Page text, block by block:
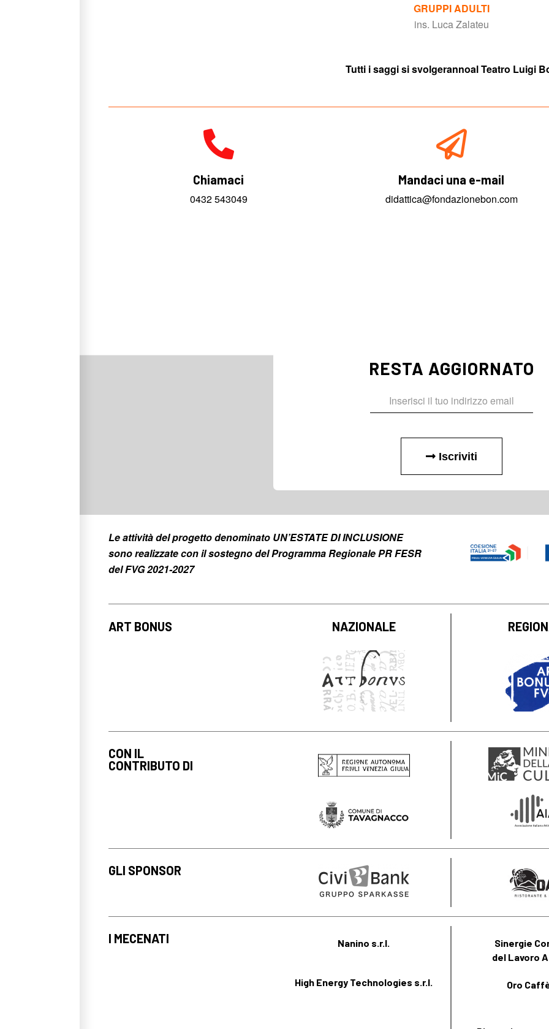
GRUPPI ADULTI
ins. Luca Zalateu
Tutti i saggi si svolgerannoal Teatro Luigi
Chiamaci
0432 543049
Mandaci una e-mail
didattica@fondazionebon.com
RESTA AGGIORNATO
Iscriviti
Le attività del progetto denominato UN’ESTATE DI INCLUSIONE
sono realizzate con il sostegno del Programma Regionale PR FESR
del FVG 2021-2027
ART BONUS NAZIONALE
CON IL
CONTRIBUTO DI
GLI SPONSOR
I MECENATI Nanino s.r.l.
High Energy Technologies s.r.l.
Sinergie
del Lavoro
Oro